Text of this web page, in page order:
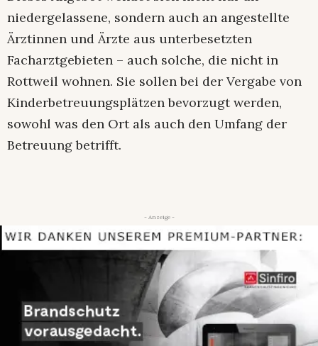
niedergelassene, sondern auch an angestellte
Ärztinnen und Ärzte aus unterbesetzten
Facharztgebieten – auch solche, die nicht in
Rottweil wohnen. Sie sollen bei der Vergabe von
Kinderbetreuungsplätzen bevorzugt werden,
sowohl was den Ort als auch den Umfang der
Betreuung betrifft.
- Anzeige -